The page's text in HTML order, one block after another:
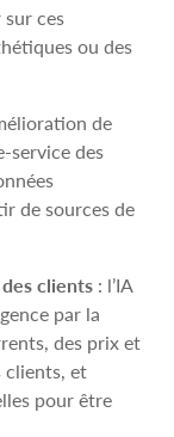
sur ces
ou des
de
service des
de sources de
clients : l’IA
par la
des prix et
clients, et
pour être